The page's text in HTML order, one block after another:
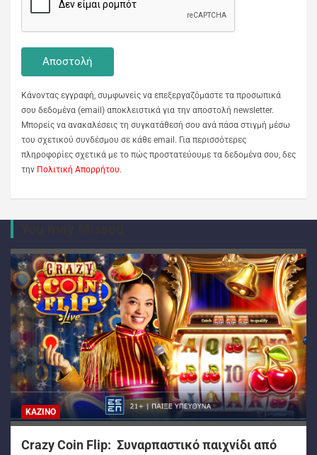
Κάνοντας εγγραφή, συμφωνείς να επεξεργαζόμαστε τα προσωπικά
σου δεδομένα (email) αποκλειστικά για την αποστολή newsletter.
Μπορείς να ανακαλέσεις τη συγκατάθεσή σου ανά πάσα στιγμή μέσω
του σχετικού συνδέσμου σε κάθε email. Για περισσότερες
πληροφορίες σχετικά με το πώς προστατεύουμε τα δεδομένα σου, δες
την Πολιτική Απορρήτου.
ΚΑΖΊΝΟ
Crazy Coin Flip: Συναρπαστικό παιχνίδι από